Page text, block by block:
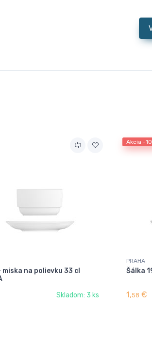
na polievku 33 cl
Skladom: 3 ks
Akcia -10
PRAHA
Šálka
1,58 €